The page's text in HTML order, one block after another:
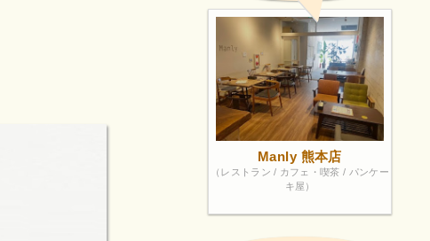
Manly 熊本店
（レストラン / カフェ・喫茶 / パンケー
キ屋）